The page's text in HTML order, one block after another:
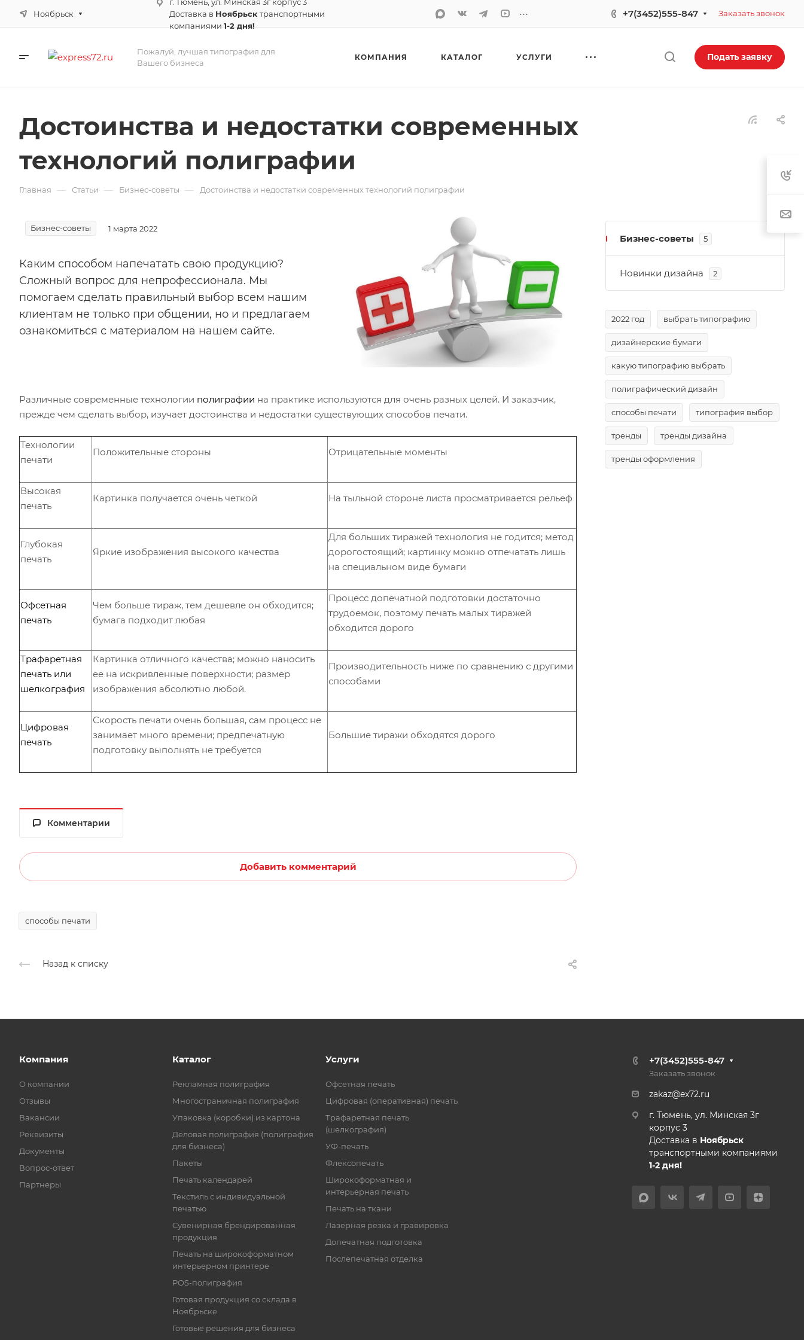
Ноябрьск
Доставка в Ноябрьск транспортными
компаниями1-2 дня!
... +7(3452)555-847 Заказать звонок
Пожалуй, лучшая типография для
Вашего бизнеса
КОМПАНИЯ КАТАЛОГ УСЛУГИ Подать заявку
Достоинства и недостатки современных
технологий полиграфии
Главная — Статьи — Бизнес-советы — Достоинства и недостатки современных технологий полиграфии
Бизнес-советы 1 марта 2022
Каким способом напечатать свою продукцию?
Сложный вопрос для непрофессионала. Мы
помогаем сделать правильный выбор всем нашим
клиентам не только при общении, но и предлагаем
ознакомиться с материалом на нашем сайте.
Различные современные технологии полиграфии на практике используются для очень разных целей. И заказчик,
прежде чем сделать выбор, изучает достоинства и недостатки существующих способов печати.
Технологии
печати
Положительные стороны Отрицательные моменты
Высокая
печать
Картинка получается очень четкой На тыльной стороне листа просматривается рельеф
Глубокая
печать
Яркие изображения высокого качества
Для больших тиражей технология не годится; метод
дорогостоящий; картинку можно отпечатать лишь
на специальном виде бумаги
Офсетная
печать
Чем больше тираж, тем дешевле он обходится;
бумага подходит любая
Процесс допечатной подготовки достаточно
трудоемок, поэтому печать малых тиражей
обходится дорого
Трафаретная
печать или
шелкография
Картинка отличного качества; можно наносить
ее на искривленные поверхности; размер
изображения абсолютно любой.
Производительность ниже по сравнению с другими
способами
Цифровая
печать
Скорость печати очень большая, сам процесс не
занимает много времени; предпечатную
подготовку выполнять не требуется
Большие тиражи обходятся дорого
Комментарии
Добавить комментарий
способы печати
Назад к списку
Бизнес-советы 5
Новинки дизайна 2
2022 год выбрать типографию
дизайнерские бумаги
какую типографию выбрать
полиграфический дизайн
способы печати типография выбор
тренды тренды дизайна
тренды оформления
Компания
О компании
Отзывы
Вакансии
Реквизиты
Документы
Вопрос-ответ
Партнеры
Каталог
Рекламная полиграфия
Многостраничная полиграфия
Упаковка (коробки) из картона
Деловая полиграфия (полиграфия
для бизнеса)
Пакеты
Печать календарей
Текстиль с индивидуальной
печатью
Сувенирная брендированная
продукция
Печать на широкоформатном
интерьерном принтере
POS-полиграфия
Готовая продукция со склада в
Ноябрьске
Готовые решения для бизнеса
Услуги
Офсетная печать
Цифровая (оперативная) печать
Трафаретная печать
(шелкография)
УФ-печать
Флексопечать
Широкоформатная и
интерьерная печать
Печать на ткани
Лазерная резка и гравировка
Допечатная подготовка
Послепечатная отделка
+7(3452)555-847
Заказать звонок
zakaz@ex72.ru
г. Тюмень, ул. Минская 3г
корпус 3
Доставка в Ноябрьск
транспортными компаниями
1-2 дня!